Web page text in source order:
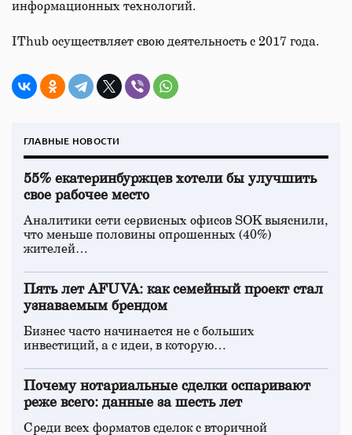
информационных технологий.
IThub осуществляет свою деятельность с 2017 года.
ГЛАВНЫЕ НОВОСТИ
55% екатеринбуржцев хотели бы улучшить
свое рабочее место
Аналитики сети сервисных офисов SOK выяснили,
что меньше половины опрошенных (40%)
жителей…
Пять лет AFUVA: как семейный проект стал
узнаваемым брендом
Бизнес часто начинается не с больших
инвестиций, а с идеи, в которую…
Почему нотариальные сделки оспаривают
реже всего: данные за шесть лет
Среди всех форматов сделок с вторичной